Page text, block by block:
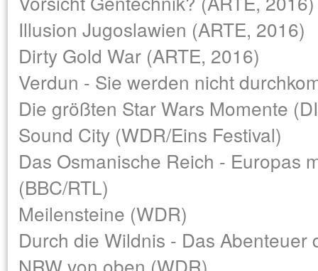
Illusion Jugoslawien (ARTE, 2016)
Dirty Gold War (ARTE, 2016)
Verdun - Sie werden nicht
Die größten Star Wars Momente
Sound City (WDR/Eins Festival)
Das Osmanische Reich - Europas
(BBC/RTL)
Meilensteine (WDR)
Durch die Wildnis - Das Abenteuer
NRW von oben (WDR)